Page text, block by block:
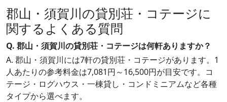
郡山・須賀川の貸別荘・コテージに
関するよくある質問
Q. 郡山・須賀川の貸別荘・コテージは何軒ありますか？
A. 郡山・須賀川には7軒の貸別荘・コテージがあります。1
人あたりの参考料金は7,081円～16,500円が目安です。コ
テージ・ログハウス・一棟貸し・コンドミニアムなど各種
タイプから選べます。